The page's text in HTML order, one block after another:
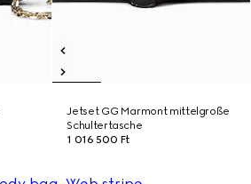
Jetset GG Marmont mittelgroße
Schultertasche
1 016 500 Ft